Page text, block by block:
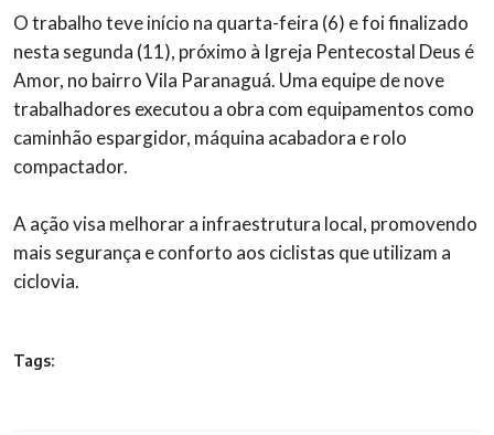
O trabalho teve início na quarta-feira (6) e foi finalizado
nesta segunda (11), próximo à Igreja Pentecostal Deus é
Amor, no bairro Vila Paranaguá. Uma equipe de nove
trabalhadores executou a obra com equipamentos como
caminhão espargidor, máquina acabadora e rolo
compactador.
A ação visa melhorar a infraestrutura local, promovendo
mais segurança e conforto aos ciclistas que utilizam a
ciclovia.
Tags: